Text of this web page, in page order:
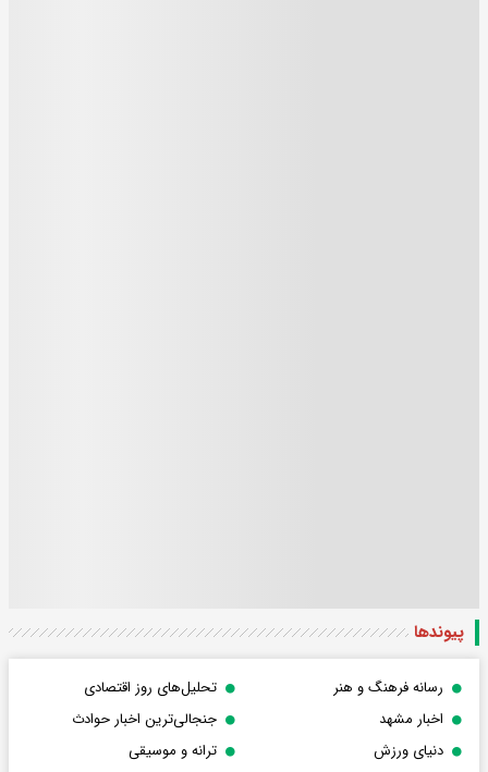
پیوندها
رسانه فرهنگ و هنر
تحلیل‌های روز اقتصادی
اخبار مشهد
جنجالی‌ترین اخبار حوادث
دنیای ورزش
ترانه و موسیقی